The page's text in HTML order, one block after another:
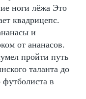
ноги лёжа Это
квадрицепс.
и
от ананасов.
пройти путь
таланта до
в